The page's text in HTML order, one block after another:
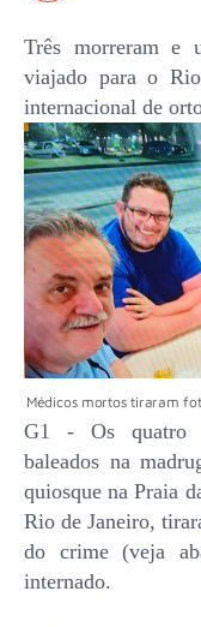
Três morreram e
viajado para o
internacional de
Médicos mortos tiraram
G1 - Os quatro
baleados na
quiosque na Praia
Rio de Janeiro,
do crime (veja
internado.